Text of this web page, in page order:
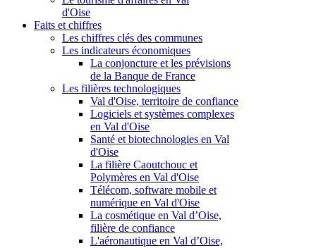
d'Oise
Faits et chiffres
Les chiffres clés des communes
Les indicateurs économiques
La conjoncture et les prévisions
de la Banque de France
Les filières technologiques
Val d'Oise, territoire de confiance
Logiciels et systèmes complexes
en Val d'Oise
Santé et biotechnologies en Val
d'Oise
La filière Caoutchouc et
Polymères en Val d'Oise
Télécom, software mobile et
numérique en Val d'Oise
La cosmétique en Val d’Oise,
filière de confiance
L'aéronautique en Val d’Oise,